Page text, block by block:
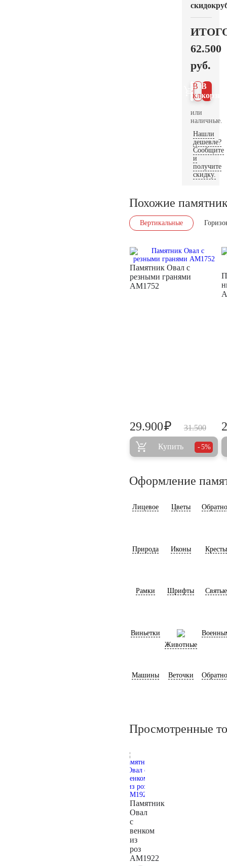
скидок
62.500
руб.
В
В 1
клик
или
наличные.
Нашли
дешевле?
Сообщите
и
получите
скидку.
Похожие
Вертикальные
Памятник Овал с
резными гранями
AM1752
31.500
29.900₽
Купить 5%
Оформление
Лицевое Цветы
Природа Иконы Кресты
Рамки Шрифты Святые
Виньетки
Животные
Машины Веточки
Просмотренные
Памятник
Овал
с
венком
из
роз
AM1922